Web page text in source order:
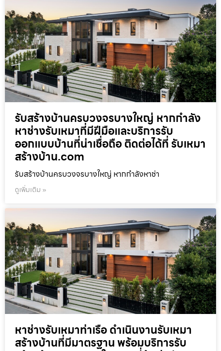
รับสร้างบ้านครบวงจรบางใหญ่ หากกำลัง
หาช่างรับเหมาที่มีฝีมือและบริการรับ
ออกแบบบ้านที่น่าเชื่อถือ ติดต่อได้ที่ รับเหมา
สร้างบ้าน.com
รับสร้างบ้านครบวงจรบางใหญ่ หากกำลังหาช่า
ดูเพิ่มเติม »
หาช่างรับเหมาท่าเรือ ดำเนินงานรับเหมา
สร้างบ้านที่มีมาตรฐาน พร้อมบริการรับ